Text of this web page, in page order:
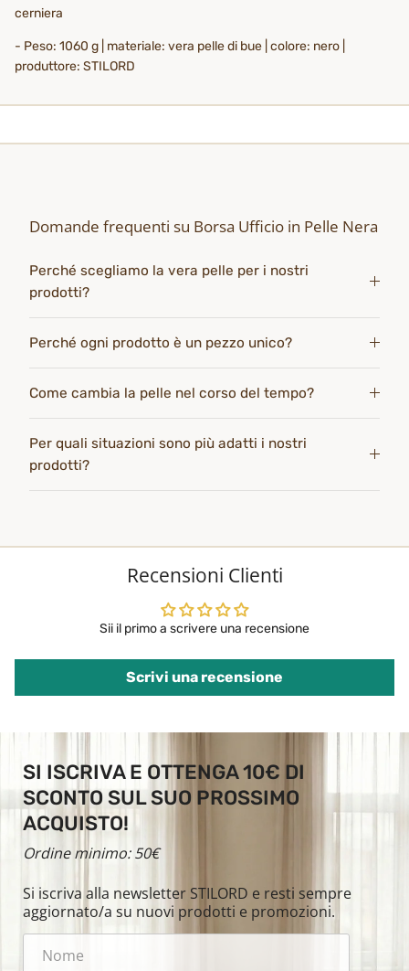
cerniera
- Peso: 1060 g | materiale: vera pelle di bue | colore: nero |
produttore: STILORD
Domande frequenti su Borsa Ufficio in Pelle Nera
Perché scegliamo la vera pelle per i nostri
prodotti?
Perché ogni prodotto è un pezzo unico?
Come cambia la pelle nel corso del tempo?
Per quali situazioni sono più adatti i nostri
prodotti?
Recensioni Clienti
Sii il primo a scrivere una recensione
Scrivi una recensione
SI ISCRIVA E OTTENGA 10€ DI
SCONTO SUL SUO PROSSIMO
ACQUISTO!
Ordine minimo: 50€
Si iscriva alla newsletter STILORD e resti sempre
aggiornato/a su nuovi prodotti e promozioni.